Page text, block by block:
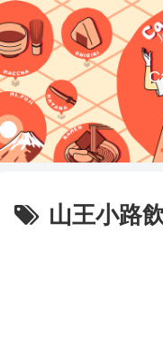
山王小路